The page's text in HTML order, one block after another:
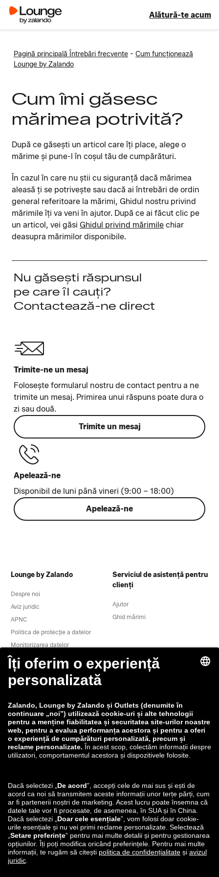
Alătură-te acum
Pagină principală Întrebări frecvente - Cum funcționează
Lounge by Zalando
Cum îmi găsesc
mărimea potrivită?
După ce găsești un articol care îți place, alege o
mărime și pune-l în coșul tău de cumpărături.
În cazul în care nu știi cu siguranță dacă mărimea
aleasă ți se potrivește sau dacă ai întrebări de ordin
general referitoare la mărimi, Ghidul nostru privind
mărimile îți va veni în ajutor. După ce ai făcut clic pe
un articol, vei găsi Ghidul privind mărimile chiar
deasupra mărimilor disponibile.
Nu găsești răspunsul
pe care îl cauți?
Contactează-ne direct
Trimite-ne un mesaj
Folosește formularul nostru de contact pentru a ne
trimite un mesaj. Primirea unui răspuns poate dura o
zi sau două.
Trimite un mesaj
Apelează-ne
Disponibil de luni până vineri (9:00 – 18:00)
Apelează-ne
Lounge by Zalando
Despre noi
Aviz juridic
APNC
Politica de protecție a datelor
Monitorizarea datelor
Termeni și condiții
Retragere
Locuri de muncă
Siguranța produselor
Serviciul de asistență pentru
clienți
Ajutor
Ghid mărimi
Grupul Zalando
Zalando
Modalități de plată
Ne poți găsi și pe
Expediere și partener de
livrare
Aplicația Lounge by Zalando